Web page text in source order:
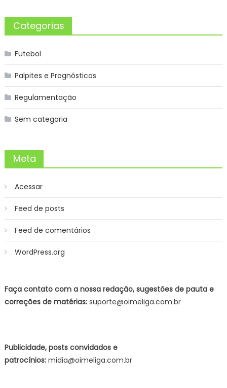
Categorias
Futebol
Palpites e Prognósticos
Regulamentação
Sem categoria
Meta
Acessar
Feed de posts
Feed de comentários
WordPress.org
Faça contato com a nossa redação, sugestões de pauta e
correções de matérias:suporte@oimeliga.com.br
Publicidade, posts convidados e
patrocínios:midia@oimeliga.com.br